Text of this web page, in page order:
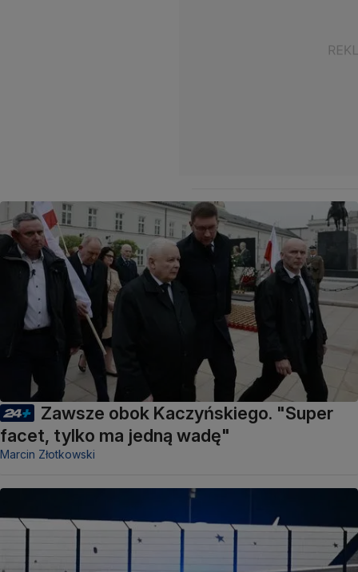
Zawsze obok Kaczyńskiego. "Super
facet, tylko ma jedną wadę"
Marcin Złotkowski